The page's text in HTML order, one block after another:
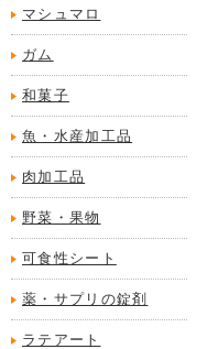
マシュマロ
ガム
和菓子
魚・水産加工品
肉加工品
野菜・果物
可食性シート
薬・サプリの錠剤
ラテアート